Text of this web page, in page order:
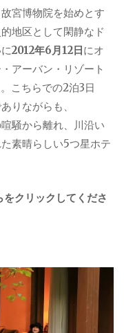
宮博物院を始めとす
地区として閑静なド
2012年6月12日にオ
アーバン・リゾート
。こちらでの2泊3日
りながらも、
騒から離れ、川沿い
素晴らしい5つ星ホテ
クリックしてくださ